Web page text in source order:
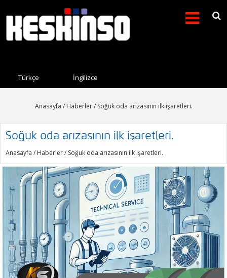
Arama formu
Türkçe İngilizce
Anasayfa / Haberler/ Soğuk oda arızasının ilk işaretleri.
Soğuk oda arızasının ilk işaretleri.
Anasayfa / Haberler/ Soğuk oda arızasının ilk işaretleri.